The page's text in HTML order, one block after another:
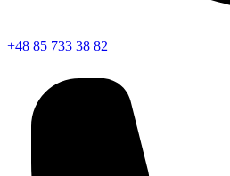
+48 85 733 38 82